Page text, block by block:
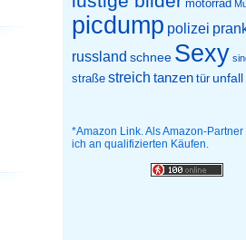
motorrad
picdump polizei
russland schnee Sexy
straße streich tanzen tür unfall
*Amazon Link. Als Amazon-
ich an qualifizierten Käufen.